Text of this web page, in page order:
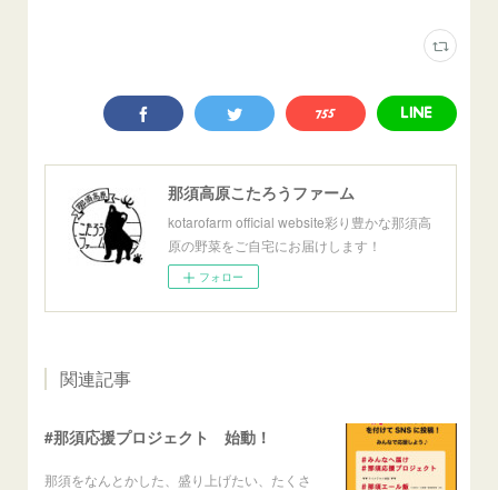
那須高原こたろうファーム
kotarofarm official website彩り豊かな那須高
原の野菜をご自宅にお届けします！
フォロー
関連記事
#那須応援プロジェクト 始動！
那須をなんとかした、盛り上げたい、たくさ